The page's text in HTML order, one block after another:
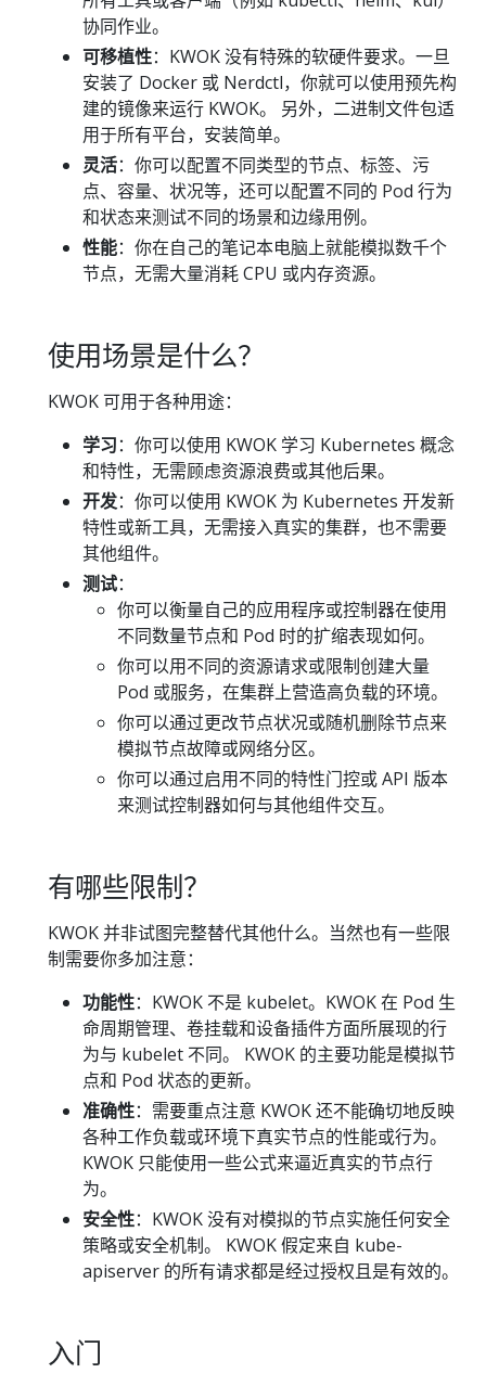
协同作业。
可移植性：KWOK 没有特殊的软硬件要求。一旦
安装了 Docker 或 Nerdctl，你就可以使用预先构
建的镜像来运行 KWOK。 另外，二进制文件包适
用于所有平台，安装简单。
灵活：你可以配置不同类型的节点、标签、污
点、容量、状况等，还可以配置不同的 Pod 行为
和状态来测试不同的场景和边缘用例。
性能：你在自己的笔记本电脑上就能模拟数千个
节点，无需大量消耗 CPU 或内存资源。
使用场景是什么？
KWOK 可用于各种用途：
学习：你可以使用 KWOK 学习 Kubernetes 概念
和特性，无需顾虑资源浪费或其他后果。
开发：你可以使用 KWOK 为 Kubernetes 开发新
特性或新工具，无需接入真实的集群，也不需要
其他组件。
测试：
你可以衡量自己的应用程序或控制器在使用
不同数量节点和 Pod 时的扩缩表现如何。
你可以用不同的资源请求或限制创建大量
Pod 或服务，在集群上营造高负载的环境。
你可以通过更改节点状况或随机删除节点来
模拟节点故障或网络分区。
你可以通过启用不同的特性门控或 API 版本
来测试控制器如何与其他组件交互。
有哪些限制？
KWOK 并非试图完整替代其他什么。当然也有一些限
制需要你多加注意：
功能性：KWOK 不是 kubelet。KWOK 在 Pod 生
命周期管理、卷挂载和设备插件方面所展现的行
为与 kubelet 不同。 KWOK 的主要功能是模拟节
点和 Pod 状态的更新。
准确性：需要重点注意 KWOK 还不能确切地反映
各种工作负载或环境下真实节点的性能或行为。
KWOK 只能使用一些公式来逼近真实的节点行
为。
安全性：KWOK 没有对模拟的节点实施任何安全
策略或安全机制。 KWOK 假定来自 kube-
apiserver 的所有请求都是经过授权且是有效的。
入门